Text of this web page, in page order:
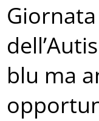
blu ma